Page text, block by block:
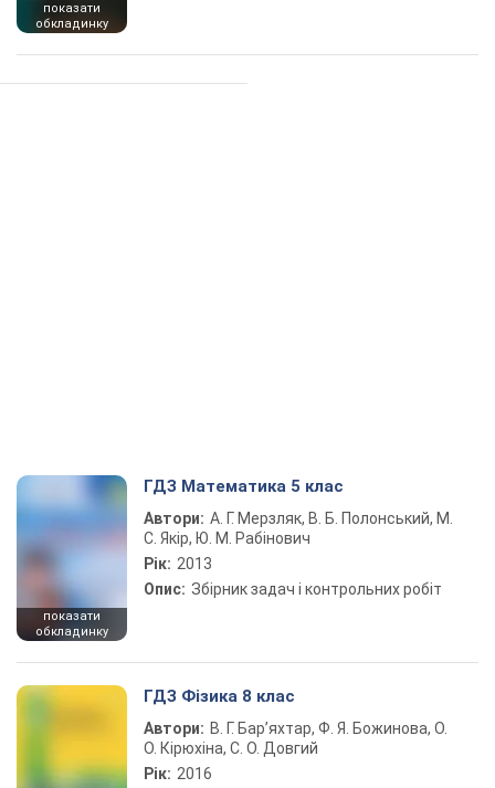
показати
обкладинку
показати
обкладинку
ГДЗ Математика 5 клас
Автори: А. Г. Мерзляк, В. Б. Полонський, М.
С. Якір, Ю. М. Рабінович
Рік: 2013
Опис: Збірник задач і контрольних робіт
ГДЗ Фізика 8 клас
Автори: В. Г. Бар’яхтар, Ф. Я. Божинова, О.
О. Кірюхіна, С. О. Довгий
Рік: 2016